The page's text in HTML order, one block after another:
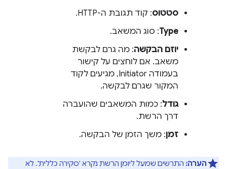
סטטוס: קוד תגובת ה-HTTP.
Type: סוג המשאב.
יוזם הבקשה: מה גרם לבקשת
משאב. אם לוחצים על קישור
בעמודה Initiator, מגיעים לקוד
המקור שגרם לבקשה.
גודל: כמות המשאבים שהועברה
דרך הרשת.
זמן: משך הזמן של הבקשה.
הערה: התרשים שמעל ליומן הרשת נקרא 'סקירה כללית'. לא